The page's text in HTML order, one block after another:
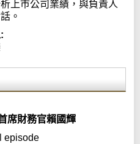
上巿公司業績，與負責人
。
席財務官賴國輝
episode